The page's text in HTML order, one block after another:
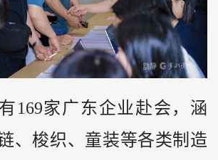
169家广东企业赴会，涵
、梭织、童装等各类制造